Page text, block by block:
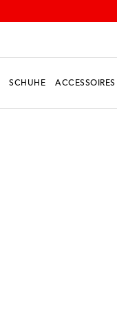
SCHUHE ACCESSOIRES